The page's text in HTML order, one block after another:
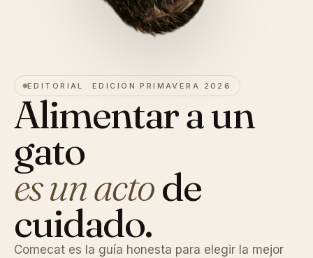
EDITORIAL EDICIÓN PRIMAVERA 2026
Alimentar a un
gato
es un actode
cuidado.
Comecat es la guía honesta para elegir la mejor